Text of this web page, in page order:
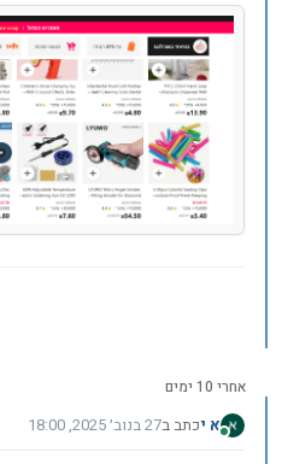
אחרי 10 ימים
מחובר
א יכתב ב27 בנוב׳ 2025, 18:00
נערך לאחרונה על ידי